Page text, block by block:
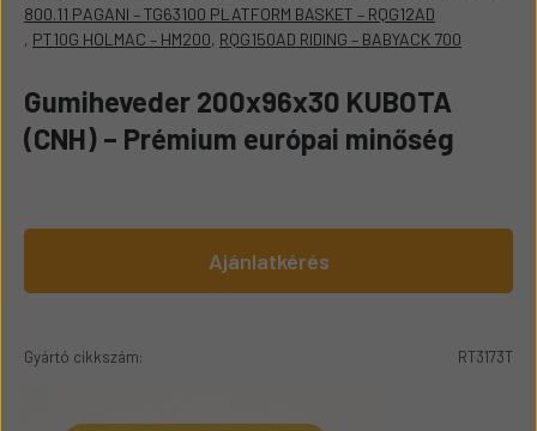
800.11 PAGANI – TG63100 PLATFORM BASKET – RQG12AD
, PT10G HOLMAC – HM200, RQG150AD RIDING – BABYACK 700
Gumiheveder 200x96x30 KUBOTA
(CNH) – Prémium európai minőség
Ajánlatkérés
Gyártó cikkszám: RT3173T